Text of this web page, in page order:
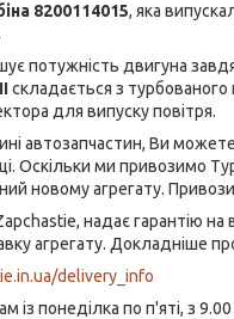
8200114015, яка
потужність двигуна
складається з
для випуску повітря.
автозапчастин, Ви
Оскільки ми привозимо
новому агрегату.
надає гарантію
агрегату. Докладніше
delivery_info
із понеділка по п'яті, з